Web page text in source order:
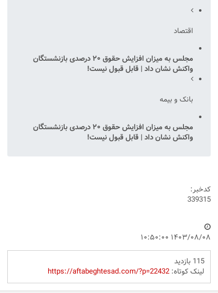
اقتصاد
مجلس به میزان افزایش حقوق ۲۰ درصدی بازنشستگان
واکنش نشان داد | قابل قبول نیست!
بانک و بیمه
مجلس به میزان افزایش حقوق ۲۰ درصدی بازنشستگان
واکنش نشان داد | قابل قبول نیست!
کدخبر:
339315
۱۴۰۳/۰۸/۰۸ ۱۰:۵۰:۰۰
115 بازدید
لینک کوتاه:https://aftabeghtesad.com/?p=22432